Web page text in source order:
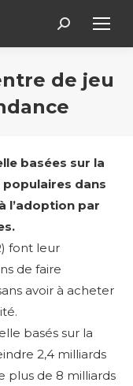
Search:
de jeu
basées sur la
dans
l’adoption par
font leur
de faire
avoir à acheter
basés sur la
2,4 milliards
plus de 8 milliards